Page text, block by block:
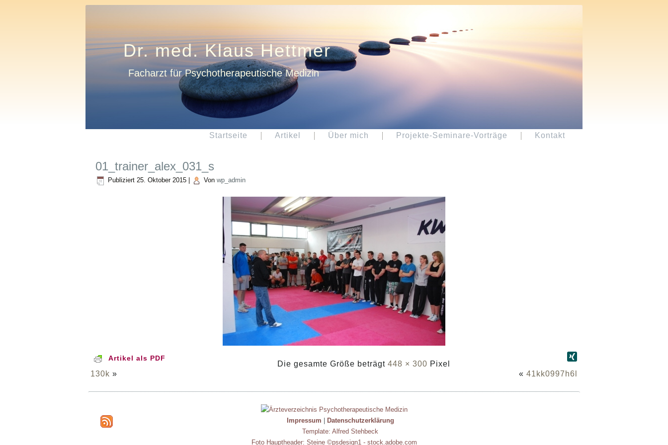
Dr. med. Klaus Hettmer
Facharzt für Psychotherapeutische Medizin
Startseite Artikel Über mich Projekte-Seminare-Vorträge Kontakt
01_trainer_alex_031_s
Publiziert 25. Oktober 2015 Von wp_admin
Artikel als PDF
Die gesamte Größe beträgt 448 × 300 Pixel
130k » « 41kk0997h6l
Impressum
Datenschutzerklärung
Template: Alfred Stehbeck
Foto Hauptheader: Steine ©psdesign1 - stock.adobe.com